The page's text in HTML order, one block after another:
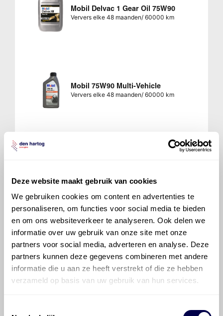
Deze website maakt gebruik van cookies
We gebruiken cookies om content en advertenties te
personaliseren, om functies voor social media te bieden
en om ons websiteverkeer te analyseren. Ook delen we
informatie over uw gebruik van onze site met onze
partners voor social media, adverteren en analyse. Deze
partners kunnen deze gegevens combineren met andere
informatie die u aan ze heeft verstrekt of die ze hebben
verzameld op basis van uw gebruik van hun services.
Mobil Delvac 1 Gear Oil 75W90
Ververs elke 48 maanden/ 60000 km
Mobil 75W90 Multi-Vehicle
Ververs elke 48 maanden/ 60000 km
Veelgestelde vragen over
de Toyota Celica